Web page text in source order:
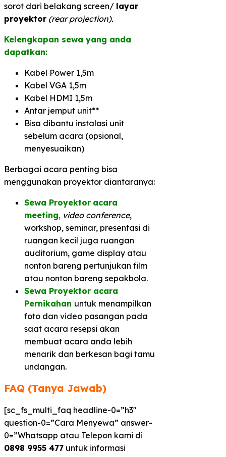
sorot dari belakang screen/ layar
proyektor (rear projection).
Kelengkapan sewa yang anda
dapatkan:
Kabel Power 1,5m
Kabel VGA 1,5m
Kabel HDMI 1,5m
Antar jemput unit**
Bisa dibantu instalasi unit
sebelum acara (opsional,
menyesuaikan)
Berbagai acara penting bisa
menggunakan proyektor diantaranya:
Sewa Proyektor acara
meeting, video conference,
workshop, seminar, presentasi di
ruangan kecil juga ruangan
auditorium, game display atau
nonton bareng pertunjukan film
atau nonton bareng sepakbola.
Sewa Proyektor acara
Pernikahan untuk menampilkan
foto dan video pasangan pada
saat acara resepsi akan
membuat acara anda lebih
menarik dan berkesan bagi tamu
undangan.
FAQ (Tanya Jawab)
[sc_fs_multi_faq headline-0=”h3″
question-0=”Cara Menyewa” answer-
0=”Whatsapp atau Telepon kami di
0898 9955 477 untuk informasi